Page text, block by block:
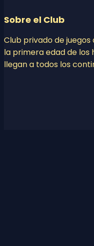
Sobre el Club
Club privado de
la primera edad de los
llegan a todos los